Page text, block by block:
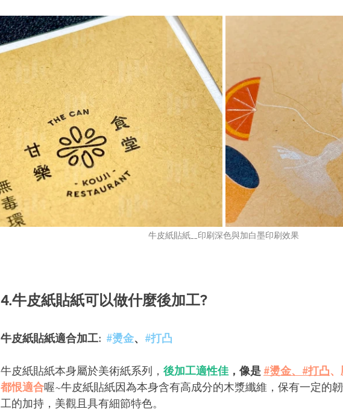
牛皮紙貼紙__印刷深色與加白墨印刷效果
4.牛皮紙貼紙可以做什麼後加工?
牛皮紙貼紙適合加工: #燙金、 #打凸
牛皮紙貼紙本身屬於美術紙系列， 後加工適性佳，像是 #燙金、 #打凸
都恨適合喔~牛皮紙貼紙因為本身含有高成分的木漿纖維，保有一定的
工的加持，美觀且具有細節特色。